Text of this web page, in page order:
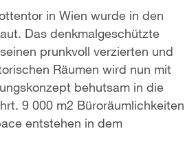
in Wien wurde in den
Das denkmalgeschützte
prunkvoll verzierten und
Räumen wird nun mit
behutsam in die
9 000 m2 Büroräumlichkeiten
entstehen in dem